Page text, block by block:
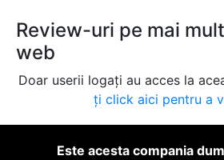
Review-uri pe mai
web
Doar userii logați au acces la
ți click aici pentru a
Este acesta compania